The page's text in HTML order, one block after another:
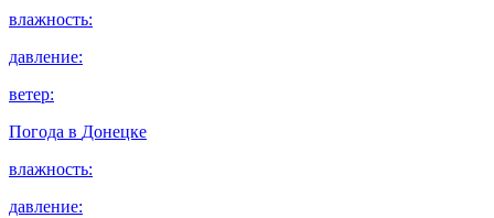
влажность:
давление:
ветер:
Погода в Донецке
влажность:
давление: